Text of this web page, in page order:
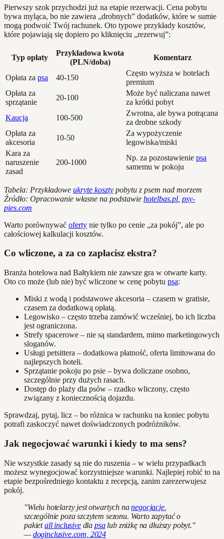
Pierwszy szok przychodzi już na etapie rezerwacji. Cena pobytu
bywa myląca, bo nie zawiera „drobnych” dodatków, które w sumie
mogą podwoić Twój rachunek. Oto typowe przykłady kosztów,
które pojawiają się dopiero po kliknięciu „rezerwuj”:
Typ opłaty
Przykładowa kwota
(PLN/doba)
Komentarz
Opłata za psa 40-150
Często wyższa w hotelach
premium
Opłata za
sprzątanie
20-100
Może być naliczana nawet
za krótki pobyt
Kaucja
100-500
Zwrotna, ale bywa potrącana
za drobne szkody
Opłata za
akcesoria
10-50
Za wypożyczenie
legowiska/miski
Kara za
naruszenie
zasad
200-1000
Np. za pozostawienie psa
samemu w pokoju
Tabela: Przykładowe ukryte koszty pobytu z psem nad morzem
Źródło: Opracowanie własne na podstawie hotelbas.pl psy-
pies.com
Warto porównywać oferty nie tylko po cenie „za pokój”, ale po
całościowej kalkulacji kosztów.
Co wliczone, a za co zapłacisz ekstra?
Branża hotelowa nad Bałtykiem nie zawsze gra w otwarte karty.
Oto co może (lub nie) być wliczone w cenę pobytu psa:
Miski z wodą i podstawowe akcesoria – czasem w gratisie,
czasem za dodatkową opłatą.
Legowisko – często trzeba zamówić wcześniej, bo ich liczba
jest ograniczona.
Strefy spacerowe – nie są standardem, mimo marketingowych
sloganów.
Usługi petsittera – dodatkowa płatność, oferta limitowana do
najlepszych hoteli.
Sprzątanie pokoju po psie – bywa doliczane osobno,
szczególnie przy dużych rasach.
Dostęp do plaży dla psów – rzadko wliczony, często
związany z koniecznością dojazdu.
Sprawdzaj, pytaj, licz – bo różnica w rachunku na koniec pobytu
potrafi zaskoczyć nawet doświadczonych podróżników.
Jak negocjować warunki i kiedy to ma sens?
Nie wszystkie zasady są nie do ruszenia – w wielu przypadkach
możesz wynegocjować korzystniejsze warunki. Najlepiej robić to na
etapie bezpośredniego kontaktu z recepcją, zanim zarezerwujesz
pokój.
"Wielu hotelarzy jest otwartych nanegocjacje,
szczególnie poza szczytem sezonu. Warto zapytać o
pakietall inclusivedlapsalub zniżkę na dłuższy pobyt."
—doginclusive.com, 2024